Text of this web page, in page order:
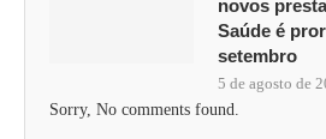
novos
Saúde é
setembro
5 de agosto de
Sorry, No comments found.